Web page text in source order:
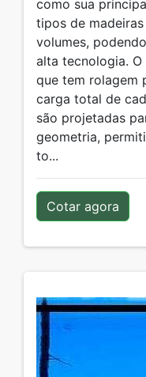
como sua
tipos de
volumes,
alta tecnologia.
que tem rolagem
carga total de
são projetadas
geometria,
to...
Cotar agora